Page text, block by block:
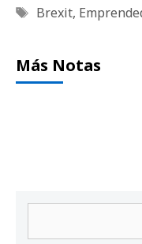
Etiquetas
Brexit,
Más Notas